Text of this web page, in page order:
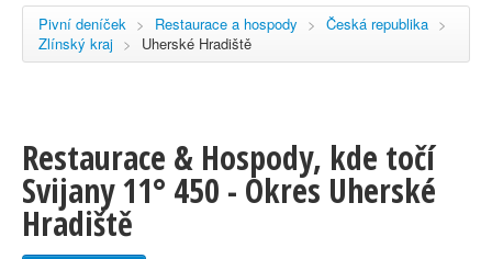
Pivní deníček > Restaurace a hospody > Česká republika >
Zlínský kraj > Uherské Hradiště
Restaurace & Hospody, kde točí
Svijany 11° 450 - Okres Uherské
Hradiště